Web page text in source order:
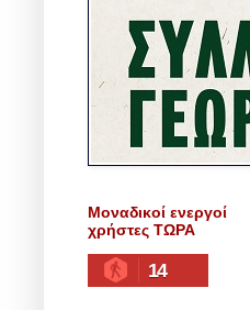
Μοναδικοί ενεργοί
χρήστες ΤΩΡΑ
14